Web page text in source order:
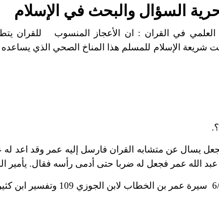
السؤال والبحث في الإسلام
العلمي في القران : ان
الأعجاز المنسوب للقران
شريعة الإسلام للمسلم هذا
المناخ الصحي الذي
.
يسال عن متشابه
القران فارسل إليه عمر وقد اعد
الله عمر فجعل له ضربا حتى أدمى رأسه فقال.
لابن الجوزي 109 وتفسير ابن كثير 4/232 وفتح الباري 8/17